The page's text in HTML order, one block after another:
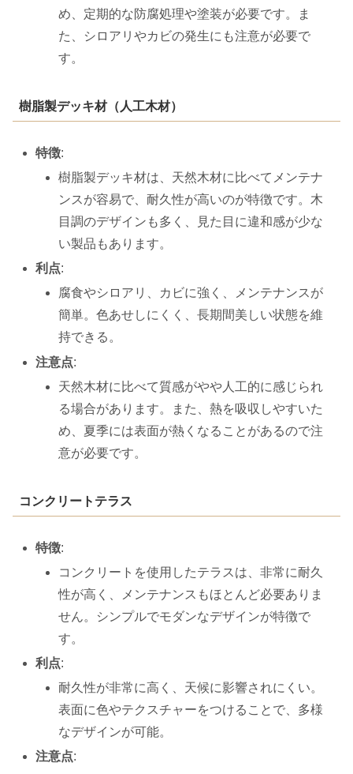
め、定期的な防腐処理や塗装が必要です。ま
た、シロアリやカビの発生にも注意が必要で
す。
樹脂製デッキ材（人工木材）
特徴:
樹脂製デッキ材は、天然木材に比べてメンテナ
ンスが容易で、耐久性が高いのが特徴です。木
目調のデザインも多く、見た目に違和感が少な
い製品もあります。
利点:
腐食やシロアリ、カビに強く、メンテナンスが
簡単。色あせしにくく、長期間美しい状態を維
持できる。
注意点:
天然木材に比べて質感がやや人工的に感じられ
る場合があります。また、熱を吸収しやすいた
め、夏季には表面が熱くなることがあるので注
意が必要です。
コンクリートテラス
特徴:
コンクリートを使用したテラスは、非常に耐久
性が高く、メンテナンスもほとんど必要ありま
せん。シンプルでモダンなデザインが特徴で
す。
利点:
耐久性が非常に高く、天候に影響されにくい。
表面に色やテクスチャーをつけることで、多様
なデザインが可能。
注意点: